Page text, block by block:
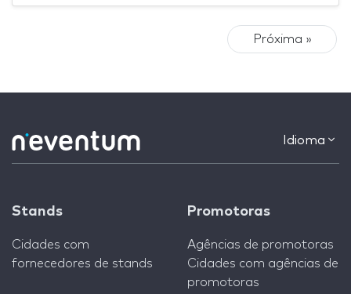
Próxima »
Idioma
Stands
Cidades com
fornecedores de stands
Promotoras
Agências de promotoras
Cidades com agências de
promotoras